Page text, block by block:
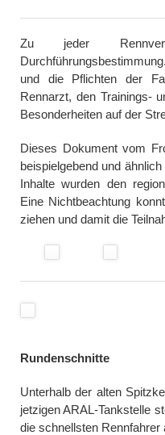
Zu jeder
und die Pflichten der
Rennarzt, den Trainings-
Besonderheiten auf der
Dieses Dokument vom
beispielgebend und
Inhalte wurden den
Eine Nichtbeachtung
ziehen und damit die
Rundenschnitte
Unterhalb der alten
jetzigen ARAL-Tankstelle
die schnellsten